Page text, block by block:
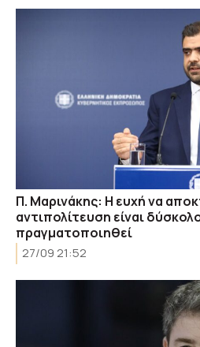
Π. Μαρινάκης: Η ευχή να
αντιπολίτευση είναι
πραγματοποιηθεί
27/09 21:52